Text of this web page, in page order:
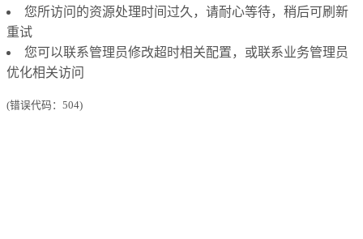
您所访问的资源处理时间过久，请耐心等待，稍后可刷新
重试
您可以联系管理员修改超时相关配置，或联系业务管理员
优化相关访问
(错误代码：504)